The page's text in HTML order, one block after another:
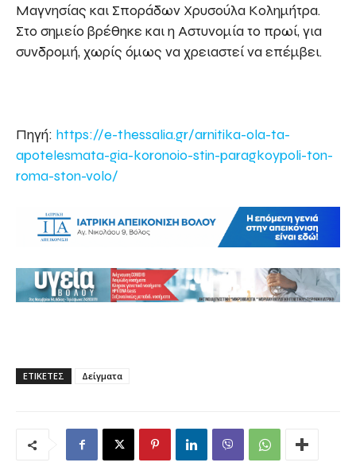
Μαγνησίας και Σποράδων Χρυσούλα Κολημήτρα.
Στο σημείο βρέθηκε και η Αστυνομία το πρωί, για
συνδρομή, χωρίς όμως να χρειαστεί να επέμβει.
Πηγή: https://e-thessalia.gr/arnitika-ola-ta-
apotelesmata-gia-koronoio-stin-paragkoypoli-ton-
roma-ston-volo/
ΕΤΙΚΕΤΕΣ Δείγματα